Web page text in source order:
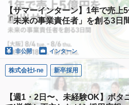
【サマーインターン】1年で売上
「未来の事業責任者」を創る3日
非公開 インターン
株式会社I-ne 新卒採用
【週1・2日〜、未経験OK】ボ